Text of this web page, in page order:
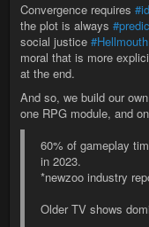
Convergence requires
the plot is always
social justice #Hellmouth
moral that is more
at the end.
And so, we build our
one RPG module, and
60% of gameplay
in 2023.
*newzoo industry
Older TV shows